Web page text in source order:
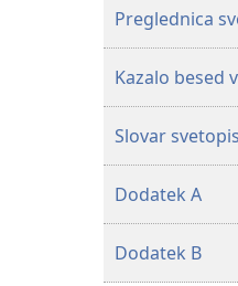
Preglednica
Kazalo besed
Slovar
Dodatek A
Dodatek B